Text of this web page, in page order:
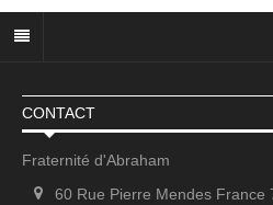
CONTACT
Fraternité d'Abraham
60 Rue Pierre Mendes France